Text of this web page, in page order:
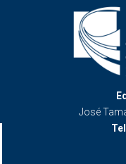
José